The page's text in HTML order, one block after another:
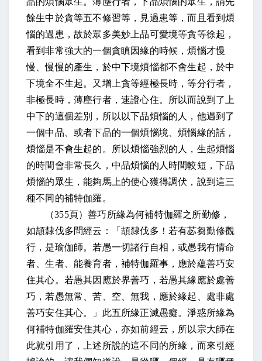
餘生中於貪等五不修習等，見過患等，而且看到煩
惱的過患，故於眾多美妙上品可愛境等貪等徐起，
看到非常強大的一個貪瞋因緣的時候，煩惱才慢
慢、慢慢的產生，於中下境煩惱都不會生起，於中
下境全不生起。又增上貪等經極長時，等分行者，
非極長時，薄塵行者，速證心住。所以而說到了上
中下的這個差別，所以以下品煩惱的人，他遇到了
一個中品、或者下品的一個煩惱境、煩惱緣的話，
煩惱是不會生起的。所以煩惱強烈的人，生起煩惱
的時間會非常長久，中品煩惱的人時間較短，下品
煩惱的眾生，能夠馬上的使心獲得調伏，說到這三
種不同的補特伽羅。
（355頁）善巧所緣為何補特伽羅之所勤修，
如頡隸伐多問經云：「頡隸伐多！若有苾芻勤修觀
行，是瑜伽師。若愚一切諸行自相，或愚我有情命
者、生者、能養育者，補特伽羅事，應於蘊善巧安
住其心。若愚其因應於界善巧，若愚其緣應於處善
巧，若愚無常、苦、空、無我，應於緣起、處非處
善巧安住其心。」此五所緣正滅愚癡。淨惑所緣為
何補特伽羅安住其心，亦如前經云，所以宗大師在
此就引用了，上述所說的這不同的所緣，而來引經